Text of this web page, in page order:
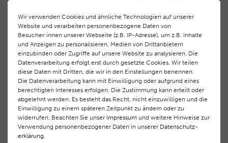
werden?
Hohe Servicequalität und ein exzellentes Markenimage
haben beiTHALGO COSMETICoberste Priorität.
Anspruchsvollen Endverbrauchern möchten wir ein
hohes Qualitätsniveau und gleichzeitig eine
überdurchschnittliche Behandlungs- und Serviceleistung
gewährleisten. Deshalb haben wir ein selektives
Vertriebssystem eingeführt. THALGO COSMETICPartner
werden auf diese Weise wirtschaftlich unterstützt,
während Endverbrauchern eine stets gleichbleibend hohe
Dienstleistungsqualität und ein innovatives Produkt- und
Wir verwenden Cookies und ähnliche Technologien auf unserer
Website und verarbeiten personenbezogene Daten von
Besucher:innen unserer Webseite (z.B. IP-Adresse), um z.B. Inhalte
und Anzeigen zu personalisieren, Medien von Drittanbietern
einzubinden oder Zugriffe auf unsere Website zu analysieren. Die
Datenverarbeitung erfolgt erst durch gesetzte Cookies. Wir teilen
diese Daten mit Dritten, die wir in den Einstellungen benennen.
Die Datenverarbeitung kann mit Einwilligung oder aufgrund eines
berechtigten Interesses erfolgen. Die Zustimmung kann erteilt oder
abgelehnt werden. Es besteht das Recht, nicht einzuwilligen und die
Einwilligung zu einem späteren Zeitpunkt zu ändern oder zu
widerrufen. Beachten Sie unser Impressum und weitere Hinweise zur
Verwendung personenbezogener Daten in unserer Daten­schutz­
erklärung